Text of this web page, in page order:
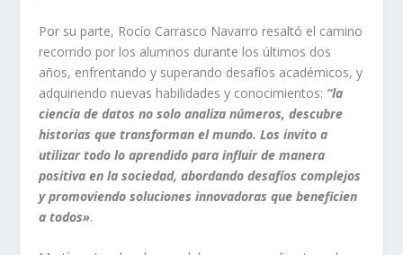
Por su parte, Rocío Carrasco Navarro resaltó el camino
recorrido por los alumnos durante los últimos dos
años, enfrentando y superando desafíos académicos, y
adquiriendo nuevas habilidades y conocimientos: “la
ciencia de datos no solo analiza números, descubre
historias que transforman el mundo. Los invito a
utilizar todo lo aprendido para influir de manera
positiva en la sociedad, abordando desafíos complejos
y promoviendo soluciones innovadoras que beneficien
a todos».